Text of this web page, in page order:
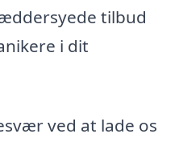
tilbud
i dit
ved at lade os